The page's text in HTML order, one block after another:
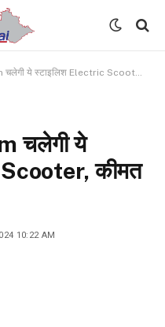
स्टाइलिश Electric Scooter, कीमत महज इतनी है…
चलेगी ये
कीमत
10:22 AM